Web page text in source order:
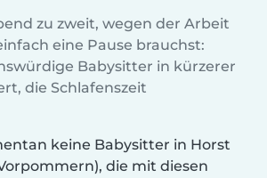
zu zweit, wegen der Arbeit
eine Pause brauchst:
Babysitter in kürzerer
die Schlafenszeit
keine Babysitter in Horst
die mit diesen